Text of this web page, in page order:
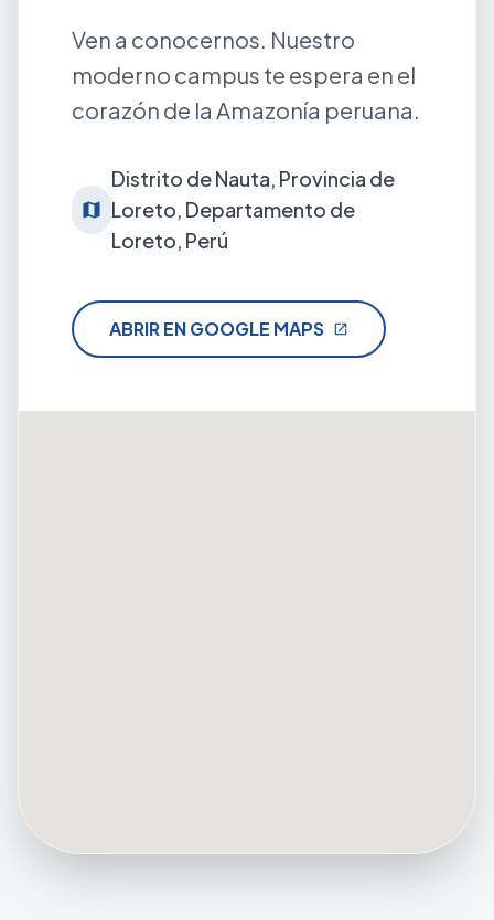
Ven a conocernos. Nuestro
moderno campus te espera en el
corazón de la Amazonía peruana.
map
Distrito de Nauta, Provincia de
Loreto, Departamento de
Loreto, Perú
ABRIR EN GOOGLE MAPS open_in_new